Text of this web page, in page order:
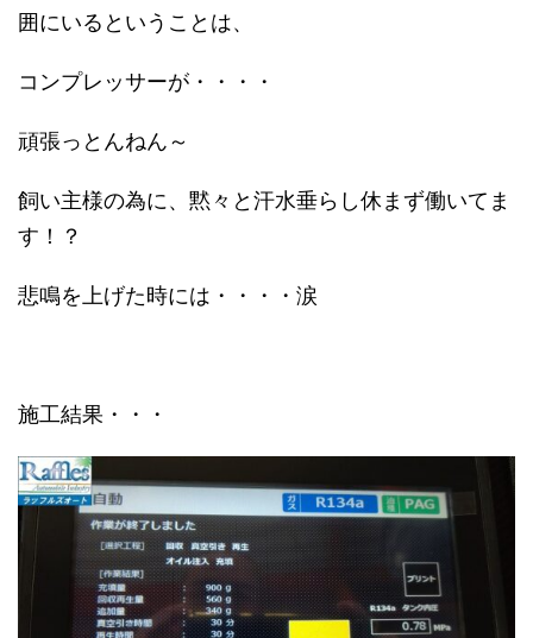
囲にいるということは、
コンプレッサーが・・・・
頑張っとんねん～
飼い主様の為に、黙々と汗水垂らし休まず働いてま
す！？
悲鳴を上げた時には・・・・涙
施工結果・・・